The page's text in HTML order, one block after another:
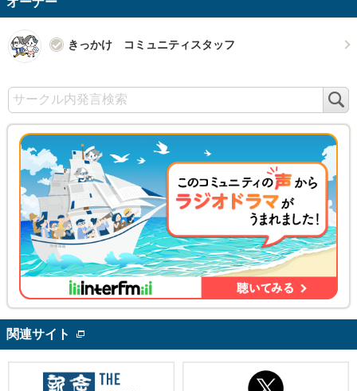
きっかけ コミュニティスタッフ
関連サイト